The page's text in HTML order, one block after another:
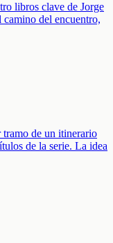
libros clave de Jorge
del encuentro,
de un itinerario
de la serie. La idea